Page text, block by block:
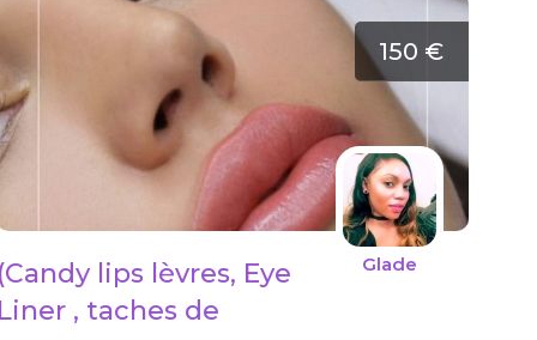
150 €
Glade
lips lèvres, Eye
, taches de